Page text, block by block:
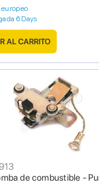
6 Days
AL CARRITO
de combustible -